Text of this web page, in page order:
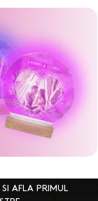
AFLA PRIMUL